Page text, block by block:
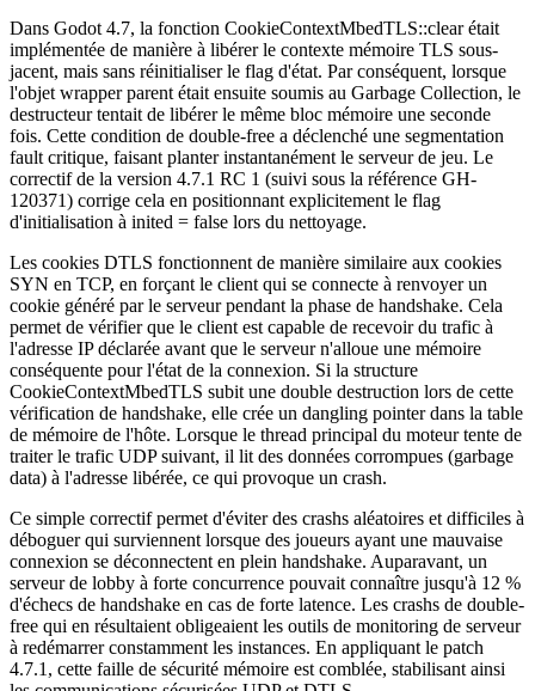
Dans Godot 4.7, la fonction CookieContextMbedTLS::clearétait
implémentée de manière à libérer le contexte mémoire TLS sous-
jacent, mais sans réinitialiser le flag d'état. Par conséquent, lorsque
l'objet wrapper parent était ensuite soumis au Garbage Collection, le
destructeur tentait de libérer le même bloc mémoire une seconde
fois. Cette condition de double-free a déclenché une segmentation
fault critique, faisant planter instantanément le serveur de jeu. Le
correctif de la version 4.7.1 RC 1 (suivi sous la référence GH-
120371) corrige cela en positionnant explicitement le flag
d'initialisation à inited = false lors du nettoyage.
Les cookies DTLS fonctionnent de manière similaire aux cookies
SYN en TCP, en forçant le client qui se connecte à renvoyer un
cookie généré par le serveur pendant la phase de handshake. Cela
permet de vérifier que le client est capable de recevoir du trafic à
l'adresse IP déclarée avant que le serveur n'alloue une mémoire
conséquente pour l'état de la connexion. Si la structure
CookieContextMbedTLS subit une double destruction lors de cette
vérification de handshake, elle crée un dangling pointer dans la table
de mémoire de l'hôte. Lorsque le thread principal du moteur tente de
traiter le trafic UDP suivant, il lit des données corrompues (garbage
data) à l'adresse libérée, ce qui provoque un crash.
Ce simple correctif permet d'éviter des crashs aléatoires et difficiles à
déboguer qui surviennent lorsque des joueurs ayant une mauvaise
connexion se déconnectent en plein handshake. Auparavant, un
serveur de lobby à forte concurrence pouvait connaître jusqu'à 12 %
d'échecs de handshake en cas de forte latence. Les crashs de double-
free qui en résultaient obligeaient les outils de monitoring de serveur
à redémarrer constamment les instances. En appliquant le patch
4.7.1, cette faille de sécurité mémoire est comblée, stabilisant ainsi